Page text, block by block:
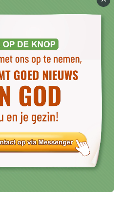
ondervindt geen
kent tijd en gelegenheid.
maar één zondaar
iemand slijpt de snede niet,
zetten. Het voornaamste